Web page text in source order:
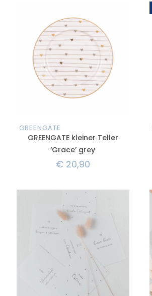
GREENGATE
GREENGATE kleiner Teller
‘Grace’ grey
€20,90